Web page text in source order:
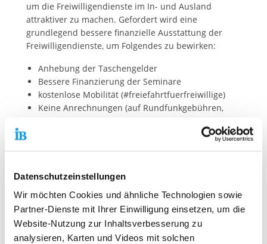
Datenschutzeinstellungen
Wir möchten Cookies und ähnliche Technologien sowie
Partner-Dienste mit Ihrer Einwilligung einsetzen, um die
Website-Nutzung zur Inhaltsverbesserung zu
analysieren, Karten und Videos mit solchen
um die Freiwilligendienste im In- und Ausland
attraktiver zu machen. Gefordert wird eine
grundlegend bessere finanzielle Ausstattung der
Freiwilligendienste, um Folgendes zu bewirken:
Anhebung der Taschengelder
Bessere Finanzierung der Seminare
kostenlose Mobilität (#freiefahrtfuerfreiwillige)
Keine Anrechnungen (auf Rundfunkgebühren,
Jetzt die Petition online unterzeichen!
Petition verbreiten (Bilder oder Insta-Posts teilen)
Analog Unterschriften sammeln in deiner WG, auf
Arbeit, in der Familie- das nimmt die Hürde der